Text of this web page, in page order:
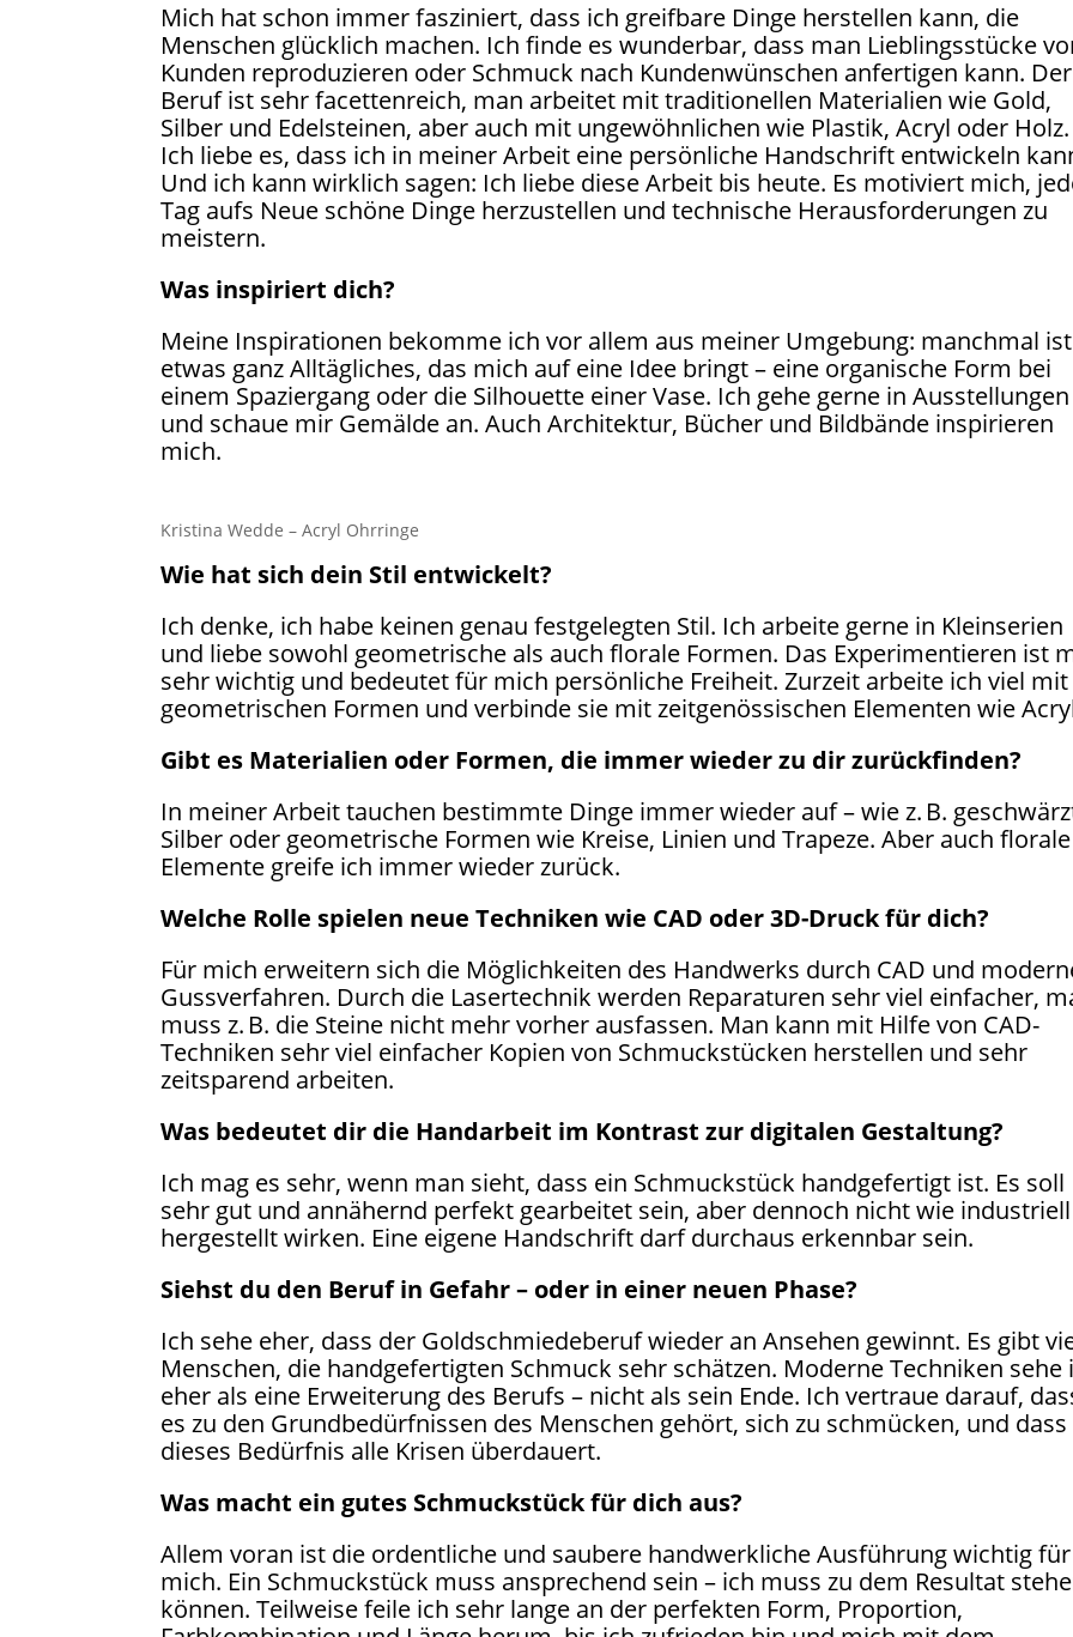
Mich hat schon immer fasziniert, dass ich greifbare Dinge herstellen kann, die
Menschen glücklich machen. Ich finde es wunderbar, dass man Lieblingsstücke
Kunden reproduzieren oder Schmuck nach Kundenwünschen anfertigen kann. Der
Beruf ist sehr facettenreich, man arbeitet mit traditionellen Materialien wie Gold,
Silber und Edelsteinen, aber auch mit ungewöhnlichen wie Plastik, Acryl oder Holz.
Ich liebe es, dass ich in meiner Arbeit eine persönliche Handschrift entwickeln
Und ich kann wirklich sagen: Ich liebe diese Arbeit bis heute. Es motiviert mich,
Tag aufs Neue schöne Dinge herzustellen und technische Herausforderungen zu
meistern.
Was inspiriert dich?
Meine Inspirationen bekomme ich vor allem aus meiner Umgebung: manchmal
etwas ganz Alltägliches, das mich auf eine Idee bringt – eine organische Form bei
einem Spaziergang oder die Silhouette einer Vase. Ich gehe gerne in Ausstellungen
und schaue mir Gemälde an. Auch Architektur, Bücher und Bildbände inspirieren
mich.
Kristina Wedde – Acryl Ohrringe
Wie hat sich dein Stil entwickelt?
Ich denke, ich habe keinen genau festgelegten Stil. Ich arbeite gerne in Kleinserien
und liebe sowohl geometrische als auch florale Formen. Das Experimentieren ist
sehr wichtig und bedeutet für mich persönliche Freiheit. Zurzeit arbeite ich viel mit
geometrischen Formen und verbinde sie mit zeitgenössischen Elementen wie
Gibt es Materialien oder Formen, die immer wieder zu dir zurückfinden?
In meiner Arbeit tauchen bestimmte Dinge immer wieder auf – wie z. B.
Silber oder geometrische Formen wie Kreise, Linien und Trapeze. Aber auch florale
Elemente greife ich immer wieder zurück.
Welche Rolle spielen neue Techniken wie CAD oder 3D-Druck für dich?
Für mich erweitern sich die Möglichkeiten des Handwerks durch CAD und
Gussverfahren. Durch die Lasertechnik werden Reparaturen sehr viel einfacher,
muss z. B. die Steine nicht mehr vorher ausfassen. Man kann mit Hilfe von CAD-
Techniken sehr viel einfacher Kopien von Schmuckstücken herstellen und sehr
zeitsparend arbeiten.
Was bedeutet dir die Handarbeit im Kontrast zur digitalen Gestaltung?
Ich mag es sehr, wenn man sieht, dass ein Schmuckstück handgefertigt ist. Es soll
sehr gut und annähernd perfekt gearbeitet sein, aber dennoch nicht wie industriell
hergestellt wirken. Eine eigene Handschrift darf durchaus erkennbar sein.
Siehst du den Beruf in Gefahr – oder in einer neuen Phase?
Ich sehe eher, dass der Goldschmiedeberuf wieder an Ansehen gewinnt. Es gibt
Menschen, die handgefertigten Schmuck sehr schätzen. Moderne Techniken sehe
eher als eine Erweiterung des Berufs – nicht als sein Ende. Ich vertraue darauf,
es zu den Grundbedürfnissen des Menschen gehört, sich zu schmücken, und dass
dieses Bedürfnis alle Krisen überdauert.
Was macht ein gutes Schmuckstück für dich aus?
Allem voran ist die ordentliche und saubere handwerkliche Ausführung wichtig für
mich. Ein Schmuckstück muss ansprechend sein – ich muss zu dem Resultat
können. Teilweise feile ich sehr lange an der perfekten Form, Proportion,